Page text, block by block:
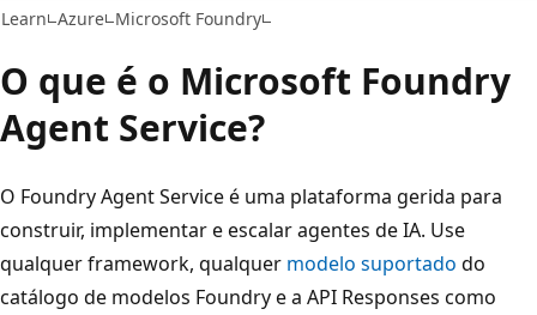
Learn Azure Microsoft Foundry
O que é o Microsoft Foundry
Agent Service?
O Foundry Agent Service é uma plataforma gerida para
construir, implementar e escalar agentes de IA. Use
qualquer framework, qualquer modelo suportado do
catálogo de modelos Foundry e a API Responses como